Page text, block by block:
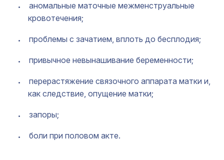
аномальные маточные межменструальные
кровотечения;
проблемы с зачатием, вплоть до бесплодия;
привычное невынашивание беременности;
перерастяжение связочного аппарата матки и,
как следствие, опущение матки;
запоры;
боли при половом акте.